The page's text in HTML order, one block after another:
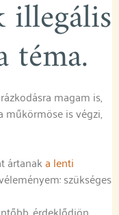
illegális
téma.
magam is,
műkörmöse is végzi,
ártanaka lenti
szükséges